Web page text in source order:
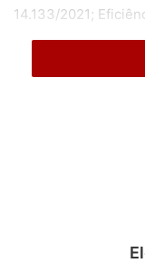
14.133/2021;